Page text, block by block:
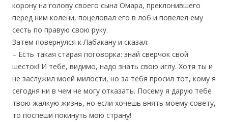
корону на голову своего сына Омара, преклонившего
перед ним колени, поцеловал его в лоб и повелел ему
сесть по правую свою руку.
Затем повернулся к Лабакану и сказал:
– Есть такая старая поговорка: знай сверчок свой
шесток! И тебе, видимо, надо знать свою иглу. Хотя ты и
не заслужил моей милости, но за тебя просил тот, кому я
сегодня ни в чем не могу отказать. Посему я дарую тебе
твою жалкую жизнь, но если хочешь внять моему совету,
то поспеши покинуть мою страну!